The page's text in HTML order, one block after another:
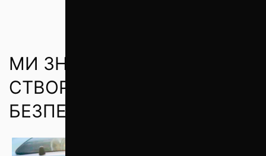
МИ ЗНАЄМО, ЯК
СТВОРЮЄТЬСЯ КОМФОРТ І
БЕЗПЕКА